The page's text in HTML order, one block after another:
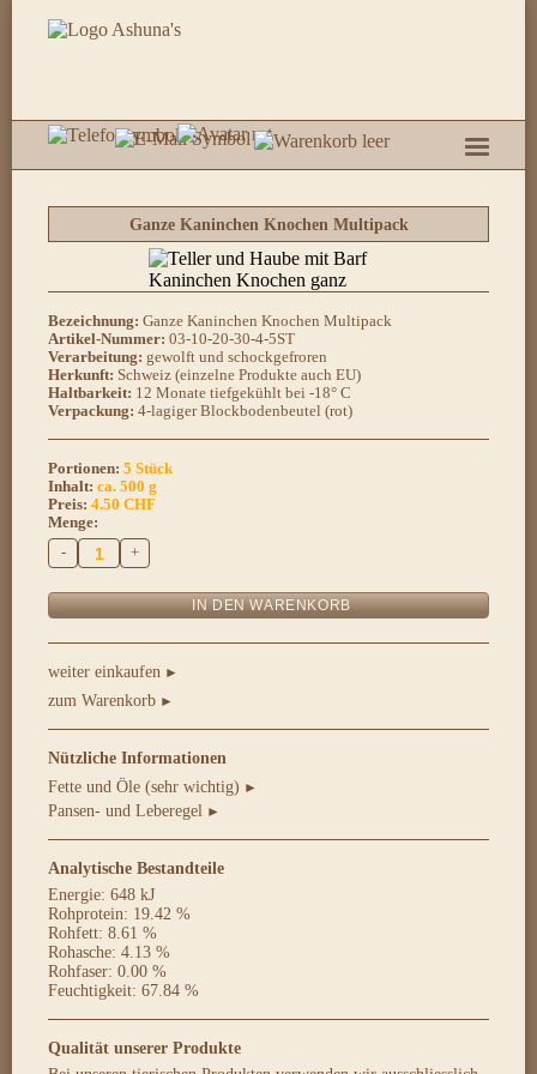
Ganze Kaninchen Knochen Multipack
Bezeichnung: Ganze Kaninchen Knochen Multipack
Artikel-Nummer: 03-10-20-30-4-5ST
Verarbeitung: gewolft und schockgefroren
Herkunft: Schweiz (einzelne Produkte auch EU)
Haltbarkeit: 12 Monate tiefgekühlt bei -18° C
Verpackung: 4-lagiger Blockbodenbeutel (rot)
Portionen: 5 Stück
Inhalt: ca. 500 g
Preis: 4.50 CHF
Menge:
-
+
weiter einkaufen ►
zum Warenkorb ►
Nützliche Informationen
Fette und Öle (sehr wichtig) ►
Pansen- und Leberegel ►
Analytische Bestandteile
Energie: 648 kJ
Rohprotein: 19.42 %
Rohfett: 8.61 %
Rohasche: 4.13 %
Rohfaser: 0.00 %
Feuchtigkeit: 67.84 %
Qualität unserer Produkte